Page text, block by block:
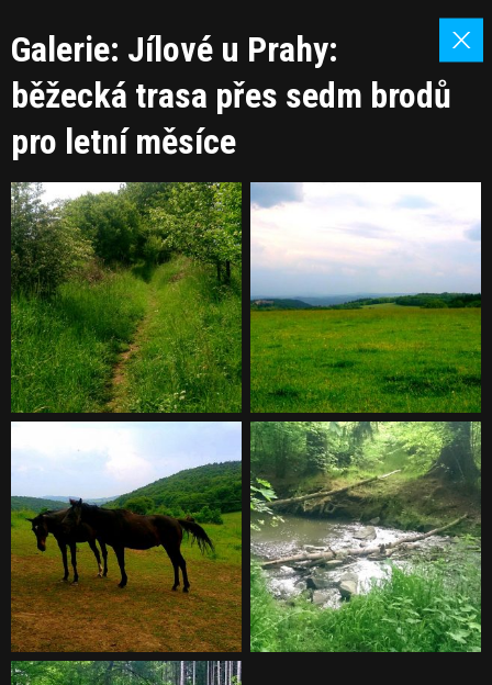
Galerie: Jílové u Prahy:
běžecká trasa přes sedm brodů
pro letní měsíce